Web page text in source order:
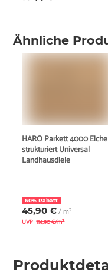
Ähnliche
HARO Parkett 4000 Eiche
strukturiert Universal
Landhausdiele
60% Rabatt
45,90 €/ m²
UVP 114,90 €/m²